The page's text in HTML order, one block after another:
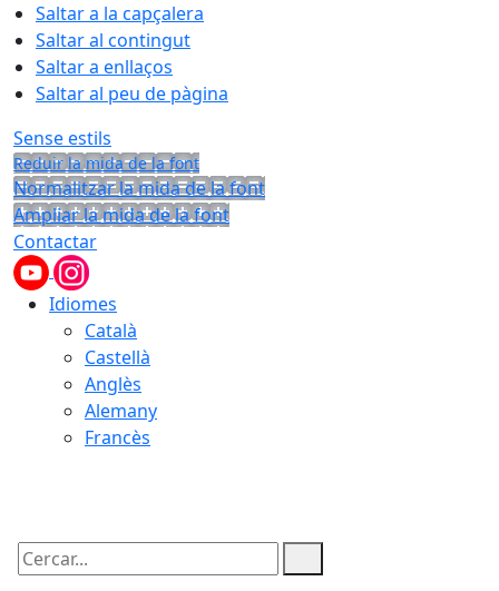
Saltar a la capçalera
Saltar al contingut
Saltar a enllaços
Saltar al peu de pàgina
Sense estils
Reduir la mida de la font
Normalitzar la mida de la font
Ampliar la mida de la font
Contactar
Idiomes
Català
Castellà
Anglès
Alemany
Francès
Cercar: